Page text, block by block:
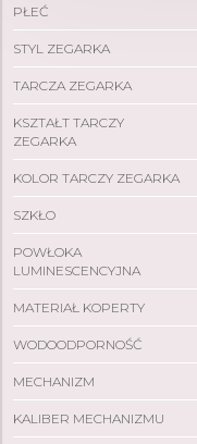
PŁEĆ
STYL ZEGARKA
TARCZA ZEGARKA
KSZTAŁT TARCZY
ZEGARKA
KOLOR TARCZY ZEGARKA
SZKŁO
POWŁOKA
LUMINESCENCYJNA
MATERIAŁ KOPERTY
WODOODPORNOŚĆ
MECHANIZM
KALIBER MECHANIZMU